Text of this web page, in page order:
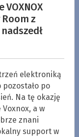
z
elektroniką
po
Na tę okazję
a w
znani
support w